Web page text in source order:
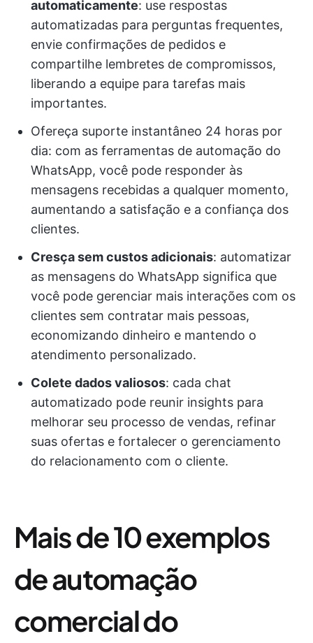
automaticamente: use respostas
automatizadas para perguntas frequentes,
envie confirmações de pedidos e
compartilhe lembretes de compromissos,
liberando a equipe para tarefas mais
importantes.
Ofereça suporte instantâneo 24 horas por
dia: com as ferramentas de automação do
WhatsApp, você pode responder às
mensagens recebidas a qualquer momento,
aumentando a satisfação e a confiança dos
clientes.
Cresça sem custos adicionais: automatizar
as mensagens do WhatsApp significa que
você pode gerenciar mais interações com os
clientes sem contratar mais pessoas,
economizando dinheiro e mantendo o
atendimento personalizado.
Colete dados valiosos: cada chat
automatizado pode reunir insights para
melhorar seu processo de vendas, refinar
suas ofertas e fortalecer o gerenciamento
do relacionamento com o cliente.
Mais de 10 exemplos
de automação
comercial do